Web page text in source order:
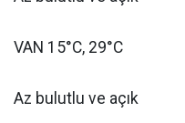
VAN 15°C, 29°C
Az bulutlu ve açık